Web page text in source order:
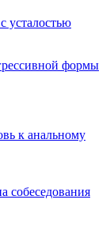
усталостью
формы
к анальному
собеседования